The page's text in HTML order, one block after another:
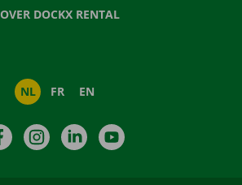
OVER DOCKX RENTAL
NL FR EN
FacebookInstagramLinkedIn